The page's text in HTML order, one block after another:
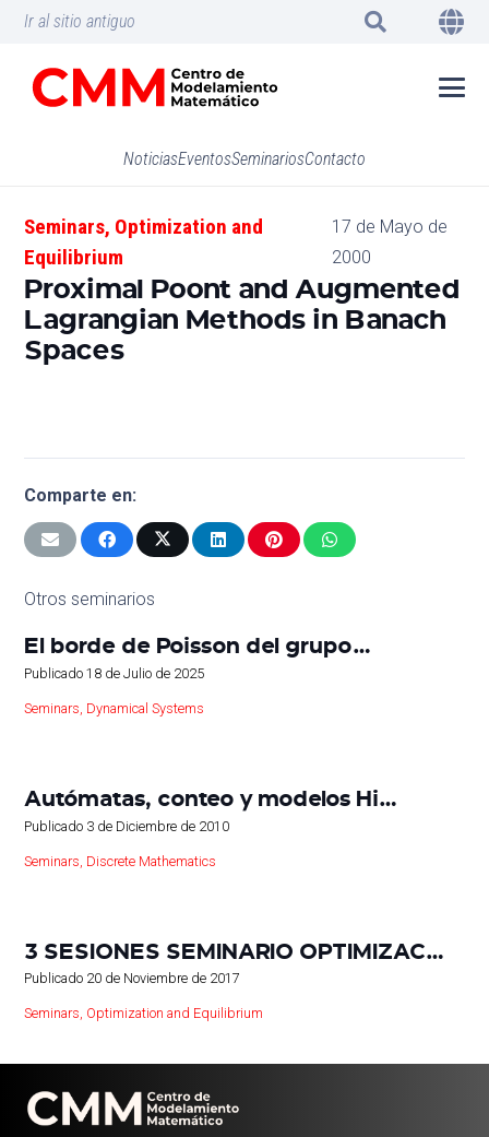
Ir al sitio antiguo
NoticiasEventosSeminariosContacto
Seminars, Optimization and
Equilibrium
17 de Mayo de
2000
Proximal Poont and Augmented
Lagrangian Methods in Banach
Spaces
Comparte en:
Otros seminarios
El borde de Poisson del grupo…
Publicado18 de Julio de 2025
Seminars Dynamical Systems
Autómatas, conteo y modelos Hi…
Publicado 3 de Diciembre de 2010
Seminars Discrete Mathematics
3 SESIONES SEMINARIO OPTIMIZAC…
Publicado 20 de Noviembre de 2017
Seminars, Optimization and Equilibrium